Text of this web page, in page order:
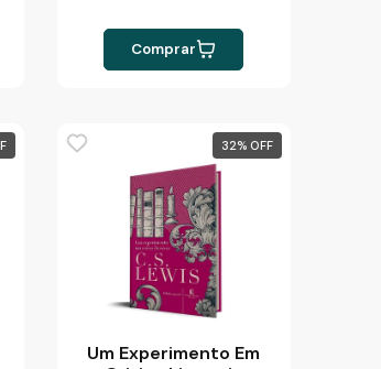
Comprar
32%
Um Experimento Em